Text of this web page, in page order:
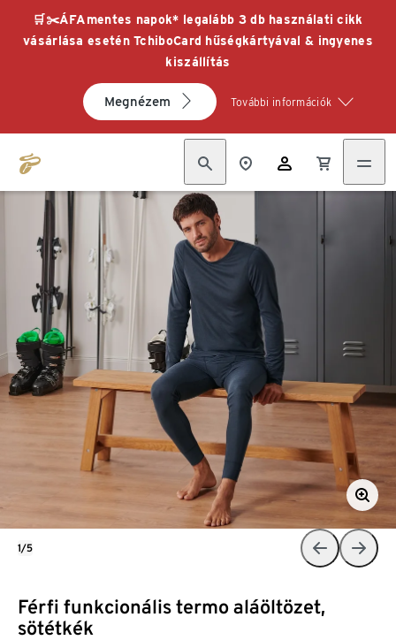
🛒✂️ÁFAmentes napok* legalább 3 db használati cikk
vásárlása esetén TchiboCard hűségkártyával & ingyenes
kiszállítás
Megnézem További információk
Férfi funkcionális termo aláöltözet,
sötétkék
1/5